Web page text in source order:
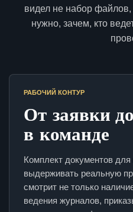
видел не набор файлов,
нужно, зачем, кто
РАБОЧИЙ КОНТУР
От заявки
в команде
Комплект документов
выдерживать реальную
смотрит не только
ведения журналов,